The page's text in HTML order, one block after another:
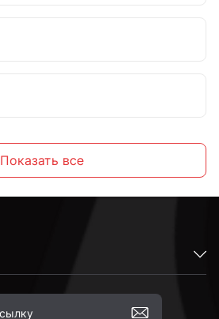
Показать все